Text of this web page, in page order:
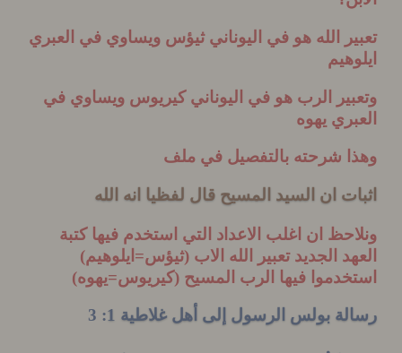
الله هو في اليوناني ثيؤس ويساوي في العبري
الرب هو في اليوناني كيريوس ويساوي في
يهوه
شرحته بالتفصيل في ملف
ان السيد المسيح قال لفظيا انه الله
ان اغلب الاعداد التي استخدم فيها كتبة
الجديد تعبير الله الاب (ثيؤس=ايلوهيم)
فيها الرب المسيح (كيريوس=يهوه)
بولس الرسول إلى أهل غلاطية 1 : 3